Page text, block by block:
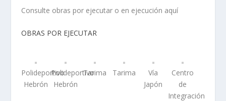
Consulte obras por ejecutar o en ejecución aquí
OBRAS POR EJECUTAR
Polideportivo
Hebrón
Polideportivo
Hebrón
Tarima Tarima
Vía
Japón
Centro
de
Integración